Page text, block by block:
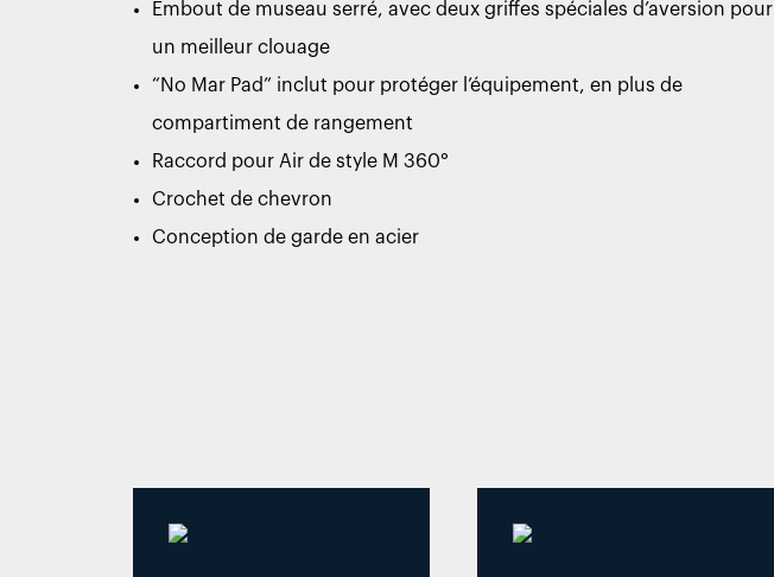
Embout de museau serré, avec deux griffes spéciales d’aversion pour
un meilleur clouage
“No Mar Pad” inclut pour protéger l’équipement, en plus de
compartiment de rangement
Raccord pour Air de style M 360°
Crochet de chevron
Conception de garde en acier